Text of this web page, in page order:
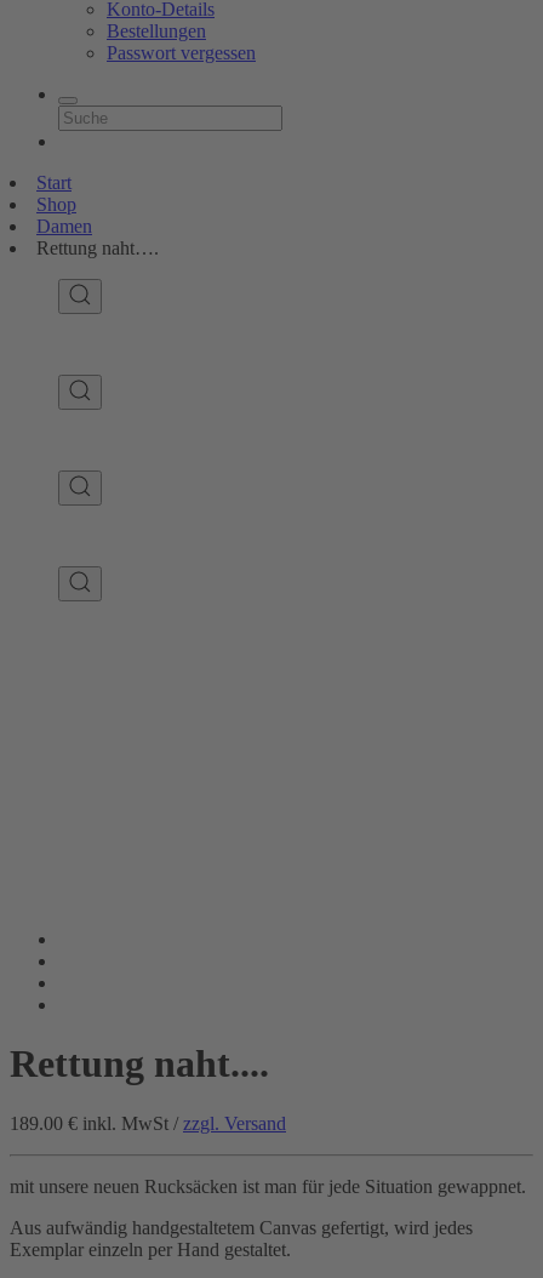
Konto-Details
Bestellungen
Passwort vergessen
Start
Shop
Damen
Rettung naht….
Rettung naht....
189.00 € inkl. MwSt / zzgl. Versand
mit unsere neuen Rucksäcken ist man für jede Situation gewappnet.
Aus aufwändig handgestaltetem Canvas gefertigt, wird jedes
Exemplar einzeln per Hand gestaltet.